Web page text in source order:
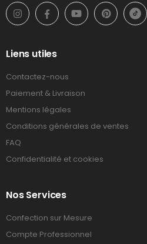
Liens utiles
Contactez-nous
Paiement & Livraison
Mentions légales
Conditions générales de ventes
FAQ
Confidentialité et cookies
Nos Services
Confection sur Mesure
Compte Professionnel